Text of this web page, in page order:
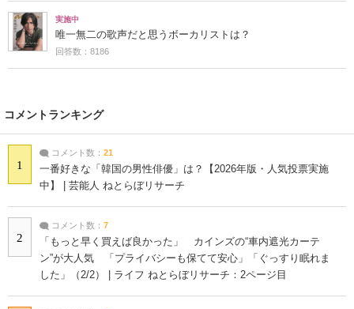
実施中
唯一無二の歌声だと思うボーカリストは？
回答数：8186
コメントランキング
1
コメント数： 21
一番好きな「韓国の男性俳優」は？【2026年版・人気投票実施
中】 | 芸能人 ねとらぼリサーチ
2
コメント数： 7
「もっと早く買えば良かった」 カインズの“車内遮光カーテ
ン”が大人気 「プライバシーも保てて安心」「ぐっすり眠れま
した」（2/2） | ライフ ねとらぼリサーチ：2ページ目